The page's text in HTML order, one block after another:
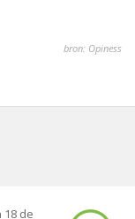
bron: Opiness
de